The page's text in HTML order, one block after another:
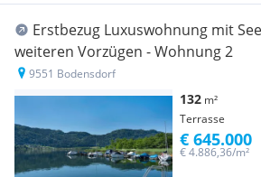
Erstbezug Luxuswohnung mit
weiteren Vorzügen - Wohnung 2
9551 Bodensdorf
132 m²
Terrasse
€ 4.886,36/m²
€ 645.000